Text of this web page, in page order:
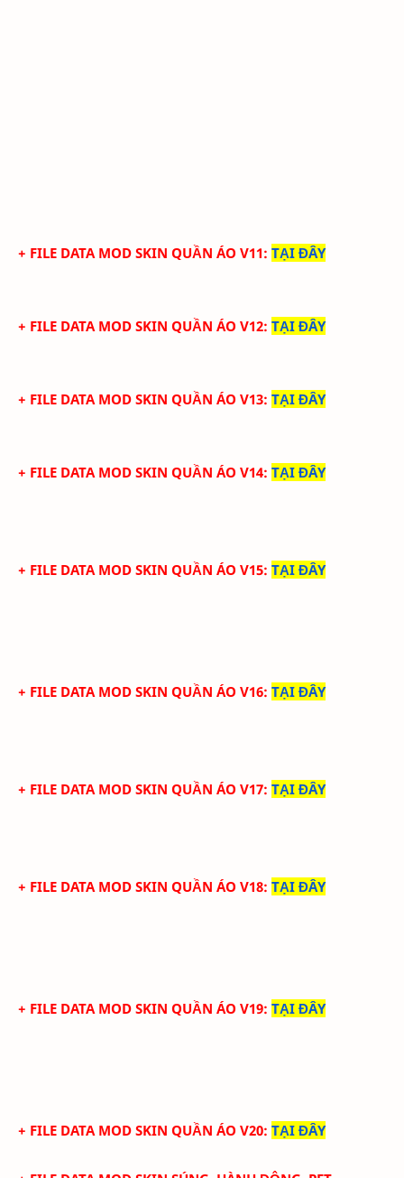
+ FILE DATA MOD SKIN QUẦN ÁO V11: TẠI ĐÂY
+ FILE DATA MOD SKIN QUẦN ÁO V12: TẠI ĐÂY
+ FILE DATA MOD SKIN QUẦN ÁO V13: TẠI ĐÂY
+ FILE DATA MOD SKIN QUẦN ÁO V14: TẠI ĐÂY
+ FILE DATA MOD SKIN QUẦN ÁO V15: TẠI ĐÂY
+ FILE DATA MOD SKIN QUẦN ÁO V16: TẠI ĐÂY
+ FILE DATA MOD SKIN QUẦN ÁO V17: TẠI ĐÂY
+ FILE DATA MOD SKIN QUẦN ÁO V18: TẠI ĐÂY
+ FILE DATA MOD SKIN QUẦN ÁO V19: TẠI ĐÂY
+ FILE DATA MOD SKIN QUẦN ÁO V20: TẠI ĐÂY